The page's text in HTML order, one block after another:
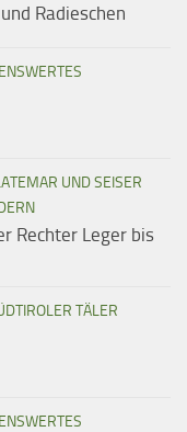
Radieschen
UND SEISER
Rechter Leger bis
TÄLER